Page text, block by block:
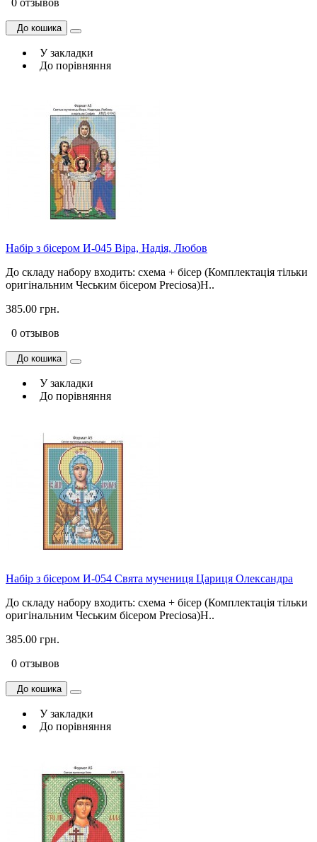
0 отзывов
До кошика
У закладки
До порівняння
Набір з бісером И-045 Віра, Надія, Любов
До складу набору входить: схема + бісер (Комплектація тільки
оригінальним Чеським бісером Preciosa)Н..
385.00 грн.
0 отзывов
До кошика
У закладки
До порівняння
Набір з бісером И-054 Свята мучениця Цариця Олександра
До складу набору входить: схема + бісер (Комплектація тільки
оригінальним Чеським бісером Preciosa)Н..
385.00 грн.
0 отзывов
До кошика
У закладки
До порівняння